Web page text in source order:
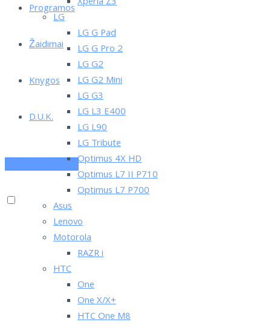
Programos
Žaidimai
Knygos
D.U.K.
PRENUMERUOK
LG
LG G Pad
LG G Pro 2
LG G2
LG G2 Mini
LG G3
LG L3 E400
LG L90
LG Tribute
Optimus 4X HD
Optimus L7 II P710
Optimus L7 P700
Asus
Lenovo
Motorola
RAZR i
HTC
One
One X/X+
HTC One M8